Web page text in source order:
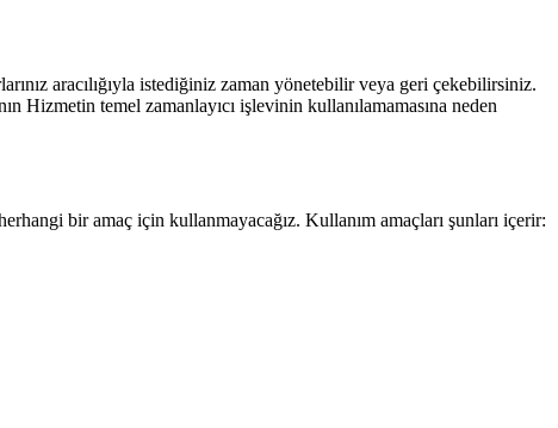
aracılığıyla istediğiniz zaman yönetebilir veya geri çekebilirsiniz.
Hizmetin temel zamanlayıcı işlevinin kullanılamamasına neden
bir amaç için kullanmayacağız. Kullanım amaçları şunları içerir: